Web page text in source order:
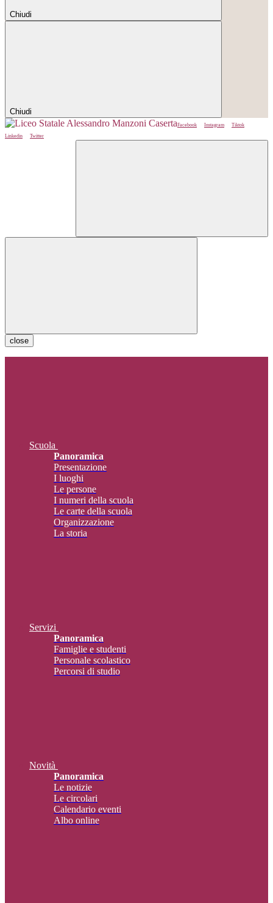
Chiudi
Chiudi
Facebook Instagram
Tiktok
Linkedin
Twitter
close
Scuola
Panoramica
Presentazione
I luoghi
Le persone
I numeri della scuola
Le carte della scuola
Organizzazione
La storia
Servizi
Panoramica
Famiglie e studenti
Personale scolastico
Percorsi di studio
Novità
Panoramica
Le notizie
Le circolari
Calendario eventi
Albo online